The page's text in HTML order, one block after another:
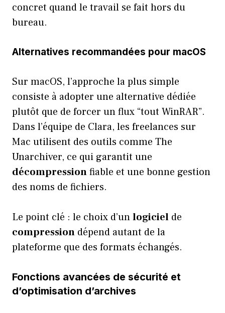
concret quand le travail se fait hors du
bureau.
Alternatives recommandées pour macOS
Sur macOS, l’approche la plus simple
consiste à adopter une alternative dédiée
plutôt que de forcer un flux “tout WinRAR”.
Dans l’équipe de Clara, les freelances sur
Mac utilisent des outils comme The
Unarchiver, ce qui garantit une
décompressionfiable et une bonne gestion
des noms de fichiers.
Le point clé : le choix d’unlogiciel de
compression dépend autant de la
plateforme que des formats échangés.
Fonctions avancées de sécurité et
d’optimisation d’archives